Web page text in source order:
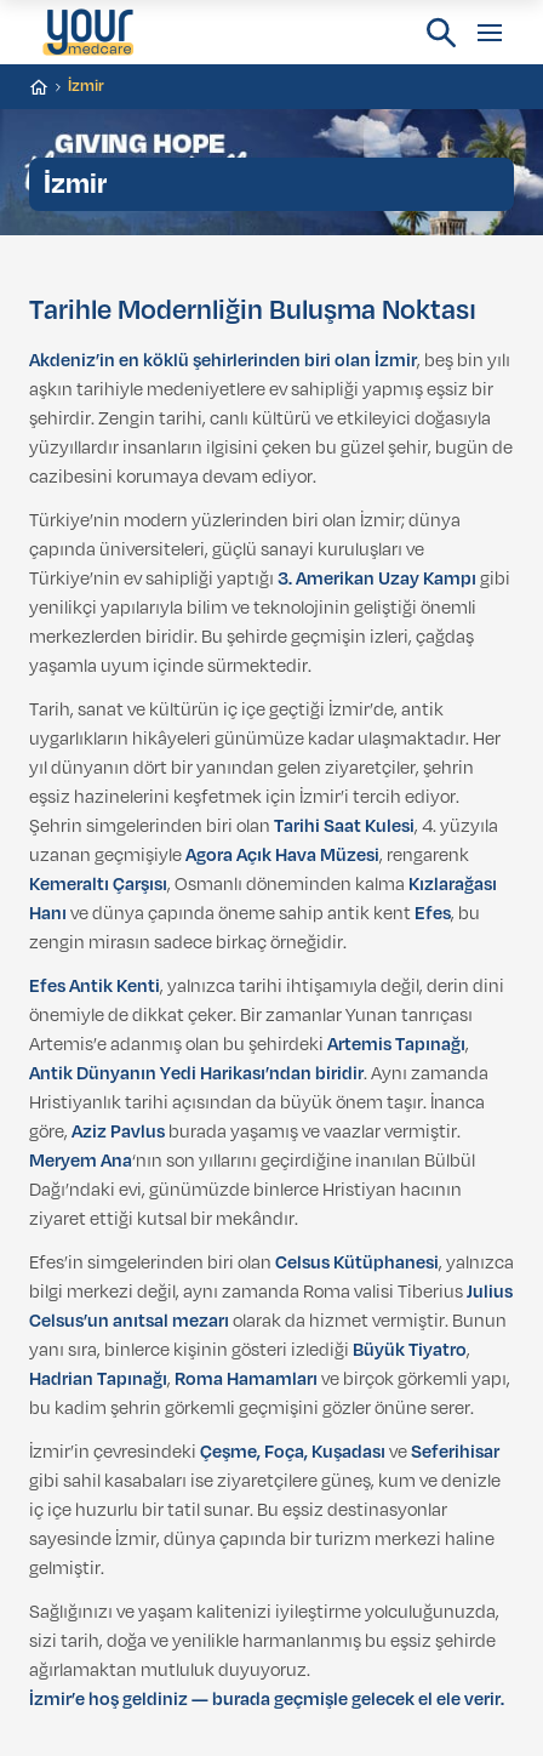
İzmir
İzmir
Tarihle Modernliğin Buluşma Noktası
Akdeniz’in en köklü şehirlerinden biri olan İzmir, beş bin yılı
aşkın tarihiyle medeniyetlere ev sahipliği yapmış eşsiz bir
şehirdir. Zengin tarihi, canlı kültürü ve etkileyici doğasıyla
yüzyıllardır insanların ilgisini çeken bu güzel şehir, bugün de
cazibesini korumaya devam ediyor.
Türkiye’nin modern yüzlerinden biri olan İzmir; dünya
çapında üniversiteleri, güçlü sanayi kuruluşları ve
Türkiye’nin ev sahipliği yaptığı3. Amerikan Uzay Kampıgibi
yenilikçi yapılarıyla bilim ve teknolojinin geliştiği önemli
merkezlerden biridir. Bu şehirde geçmişin izleri, çağdaş
yaşamla uyum içinde sürmektedir.
Tarih, sanat ve kültürün iç içe geçtiği İzmir’de, antik
uygarlıkların hikâyeleri günümüze kadar ulaşmaktadır. Her
yıl dünyanın dört bir yanından gelen ziyaretçiler, şehrin
eşsiz hazinelerini keşfetmek için İzmir’i tercih ediyor.
Şehrin simgelerinden biri olanTarihi Saat Kulesi, 4. yüzyıla
uzanan geçmişiyleAgora Açık Hava Müzesi, rengarenk
Kemeraltı Çarşısı, Osmanlı döneminden kalma Kızlarağası
Hanıve dünya çapında öneme sahip antik kentEfes, bu
zengin mirasın sadece birkaç örneğidir.
Efes Antik Kenti, yalnızca tarihi ihtişamıyla değil, derin dini
önemiyle de dikkat çeker. Bir zamanlar Yunan tanrıçası
Artemis’e adanmış olan bu şehirdekiArtemis Tapınağı,
Antik Dünyanın Yedi Harikası’ndan biridir. Aynı zamanda
Hristiyanlık tarihi açısından da büyük önem taşır. İnanca
göre,Aziz Pavlusburada yaşamış ve vaazlar vermiştir.
Meryem Ana‘nın son yıllarını geçirdiğine inanılan Bülbül
Dağı’ndaki evi, günümüzde binlerce Hristiyan hacının
ziyaret ettiği kutsal bir mekândır.
Efes’in simgelerinden biri olanCelsus Kütüphanesi, yalnızca
bilgi merkezi değil, aynı zamanda Roma valisi TiberiusJulius
Celsus’un anıtsal mezarıolarak da hizmet vermiştir. Bunun
yanı sıra, binlerce kişinin gösteri izlediği Büyük Tiyatro,
Hadrian Tapınağı, Roma Hamamlarıve birçok görkemli yapı,
bu kadim şehrin görkemli geçmişini gözler önüne serer.
İzmir’in çevresindekiÇeşme, Foça, KuşadasıveSeferihisar
gibi sahil kasabaları ise ziyaretçilere güneş, kum ve denizle
iç içe huzurlu bir tatil sunar. Bu eşsiz destinasyonlar
sayesinde İzmir, dünya çapında bir turizm merkezi haline
gelmiştir.
Sağlığınızı ve yaşam kalitenizi iyileştirme yolculuğunuzda,
sizi tarih, doğa ve yenilikle harmanlanmış bu eşsiz şehirde
ağırlamaktan mutluluk duyuyoruz.
İzmir’e hoş geldiniz — burada geçmişle gelecek el ele verir.